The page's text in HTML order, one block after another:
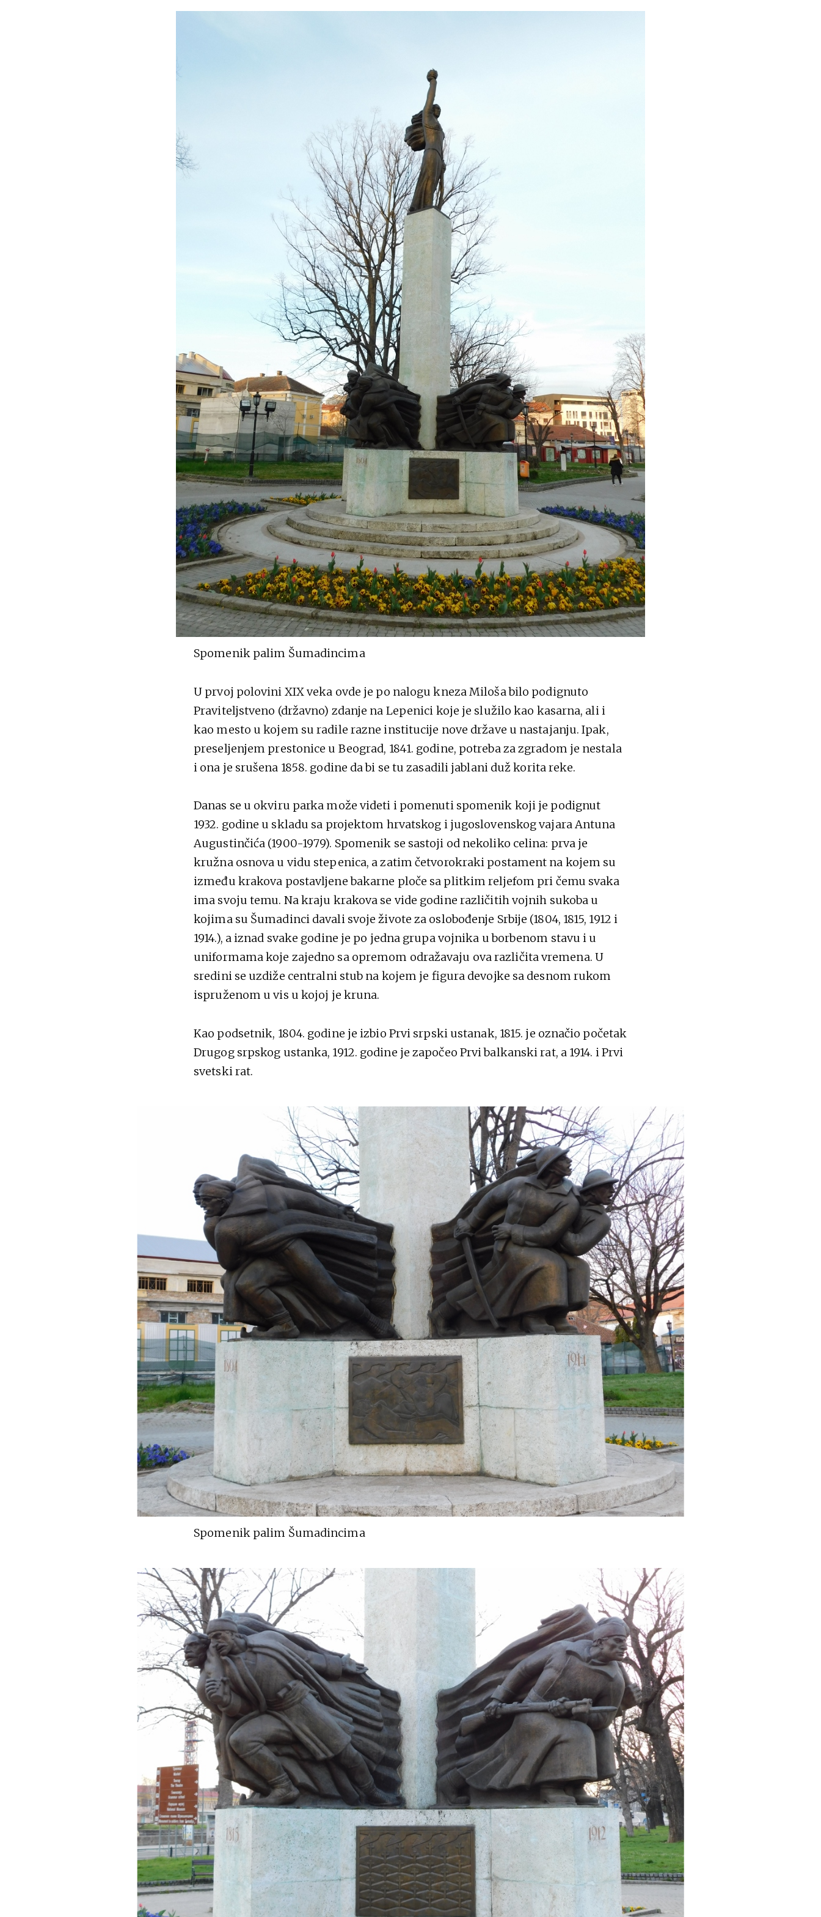
Spomenik palim Šumadincima
U prvoj polovini XIX veka ovde je po nalogu kneza Miloša bilo podignuto
Praviteljstveno (državno) zdanje na Lepenici koje je služilo kao kasarna, ali i
kao mesto u kojem su radile razne institucije nove države u nastajanju. Ipak,
preseljenjem prestonice u Beograd, 1841. godine, potreba za zgradom je nestala
i ona je srušena 1858. godine da bi se tu zasadili jablani duž korita reke.
Danas se u okviru parka može videti i pomenuti spomenik koji je podignut
1932. godine u skladu sa projektom hrvatskog i jugoslovenskog vajara Antuna
Augustinčića (1900-1979). Spomenik se sastoji od nekoliko celina: prva je
kružna osnova u vidu stepenica, a zatim četvorokraki postament na kojem su
između krakova postavljene bakarne ploče sa plitkim reljefom pri čemu svaka
ima svoju temu. Na kraju krakova se vide godine različitih vojnih sukoba u
kojima su Šumadinci davali svoje živote za oslobođenje Srbije (1804, 1815, 1912 i
1914.), a iznad svake godine je po jedna grupa vojnika u borbenom stavu i u
uniformama koje zajedno sa opremom odražavaju ova različita vremena. U
sredini se uzdiže centralni stub na kojem je figura devojke sa desnom rukom
ispruženom u vis u kojoj je kruna.
Kao podsetnik, 1804. godine je izbio Prvi srpski ustanak, 1815. je označio početak
Drugog srpskog ustanka, 1912. godine je započeo Prvi balkanski rat, a 1914. i Prvi
svetski rat.
Spomenik palim Šumadincima